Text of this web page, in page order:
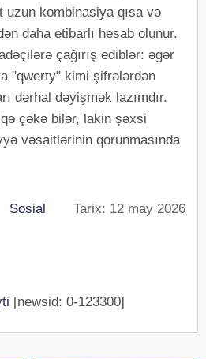
uzun kombinasiya qısa və
daha etibarlı hesab olunur.
çağırış ediblər: əgər
"qwerty" kimi şifrələrdən
dərhal dəyişmək lazımdır.
çəkə bilər, lakin şəxsi
vəsaitlərinin qorunmasında
Sosial
Tarix: 12 may 2026
[newsid: 0-123300]